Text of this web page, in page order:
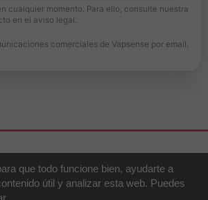
cualquier momento. Para ello, consulte nuestra
en el aviso legal.
comerciales de Vapsense por email.
que todo funcione bien, ayudarte a
útil y analizar esta web. Puedes